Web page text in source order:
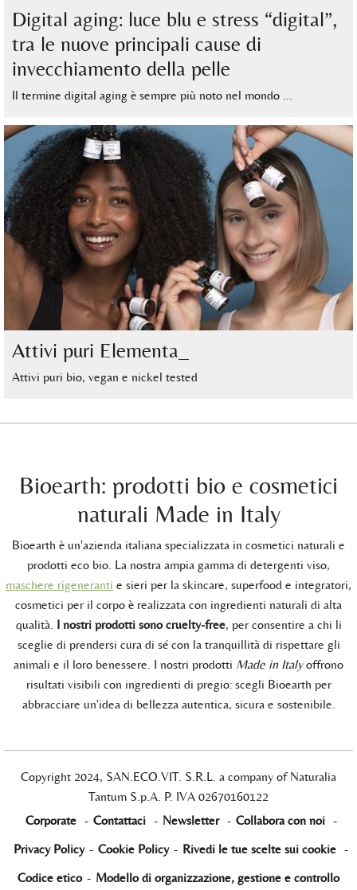
Digital aging: luce blu e stress “digital”,
tra le nuove principali cause di
invecchiamento della pelle
Il termine digital aging è sempre più noto nel mondo …
Attivi puri Elementa_
Attivi puri bio, vegan e nickel tested
Bioearth: prodotti bio e cosmetici
naturali Made in Italy
Bioearth è un'azienda italiana specializzata in cosmetici naturali e
prodotti eco bio. La nostra ampia gamma di detergenti viso,
maschere rigeneranti e sieri per la skincare, superfood e integratori,
cosmetici per il corpo è realizzata con ingredienti naturali di alta
qualità. I nostri prodotti sono cruelty-free, per consentire a chi li
sceglie di prendersi cura di sé con la tranquillità di rispettare gli
animali e il loro benessere. I nostri prodotti Made in Italyoffrono
risultati visibili con ingredienti di pregio: scegli Bioearth per
abbracciare un'idea di bellezza autentica, sicura e sostenibile.
Copyright 2024, SAN.ECO.VIT. S.R.L. a company of Naturalia
Tantum S.p.A. P. IVA 02670160122
Corporate - Contattaci - Newsletter - Collabora con noi -
Privacy Policy - Cookie Policy - Rivedi le tue scelte sui cookie -
Codice etico - Modello di organizzazione, gestione e controllo